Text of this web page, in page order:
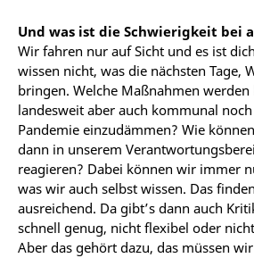
Und was ist die Schwierigkeit bei
Wir fahren nur auf Sicht und es ist
wissen nicht, was die nächsten Tage,
bringen. Welche Maßnahmen werden
landesweit aber auch kommunal
Pandemie einzudämmen? Wie
dann in unserem
reagieren? Dabei können wir immer
was wir auch selbst wissen. Das
ausreichend. Da gibt’s dann auch
schnell genug, nicht flexibel oder
Aber das gehört dazu, das müssen